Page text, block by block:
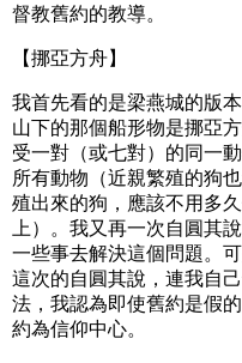
督教舊約的教導。
【挪亞方舟】
我首先看的是梁燕城的版
山下的那個船形物是挪亞
受一對（或七對）的同一
所有動物（近親繁殖的狗
殖出來的狗，應該不用多
上）。我又再一次自圓其
一些事去解決這個問題。
這次的自圓其說，連我自
法，我認為即使舊約是假
約為信仰中心。